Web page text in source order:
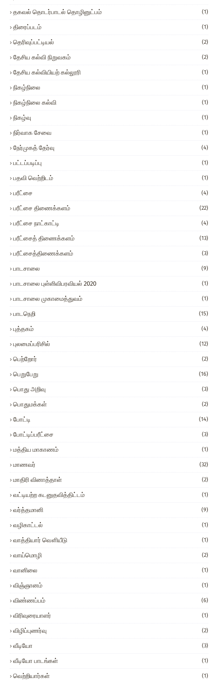
தகவல் தொடர்பாடல் தொழினுட்பம் (1)
திரைப்படம் (1)
தெரிவுப்பட்டியல் (2)
தேசிய கல்வி நிறுவகம் (2)
தேசிய கல்வியியற் கல்லூரி (1)
நிகழ்நிலை (1)
நிகழ்நிலை கல்வி (1)
நிகழ்வு (1)
நிர்வாக சேவை (1)
நேர்முகத் தேர்வு (4)
பட்டப்படிப்பு (1)
பதவி வெற்றிடம் (1)
பரீட்சை (4)
பரீட்சை திணைக்களம் (22)
பரீட்சை நாட்காட்டி (4)
பரீட்சைத் திணைக்களம் (13)
பரீட்சைத்திணைக்களம் (3)
பாடசாலை (9)
பாடசாலை புள்ளிவிபரவியல் 2020 (1)
பாடசாலை முகாமைத்துவம் (1)
பாடநெறி (15)
புத்தகம் (4)
புலமைப்பரிசில் (12)
பெற்றோர் (2)
பெறுபேறு (16)
பொது அறிவு (3)
பொதுமக்கள் (2)
போட்டி (14)
போட்டிப்பரீட்சை (3)
மத்திய மாகாணம் (1)
மாணவர் (32)
மாதிரி வினாத்தாள் (2)
வட்டியற்ற கடனுதவித்திட்டம் (1)
வர்த்தமானி (9)
வழிகாட்டல் (1)
வாத்தியார் வௌியீடு (1)
வாய்மொழி (2)
வானிலை (1)
விஞ்ஞானம் (1)
விண்ணப்பம் (6)
விரிவுரையாளர் (1)
விழிப்புணர்வு (2)
வீடியோ (3)
வீடியோ பாடங்கள் (1)
வெற்றியார்கள் (1)